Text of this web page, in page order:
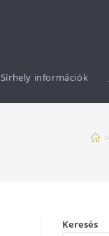
Sírhely információk
>
Keresés